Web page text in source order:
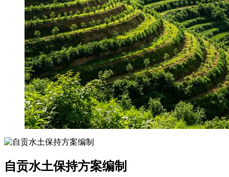
自贡水土保持方案编制